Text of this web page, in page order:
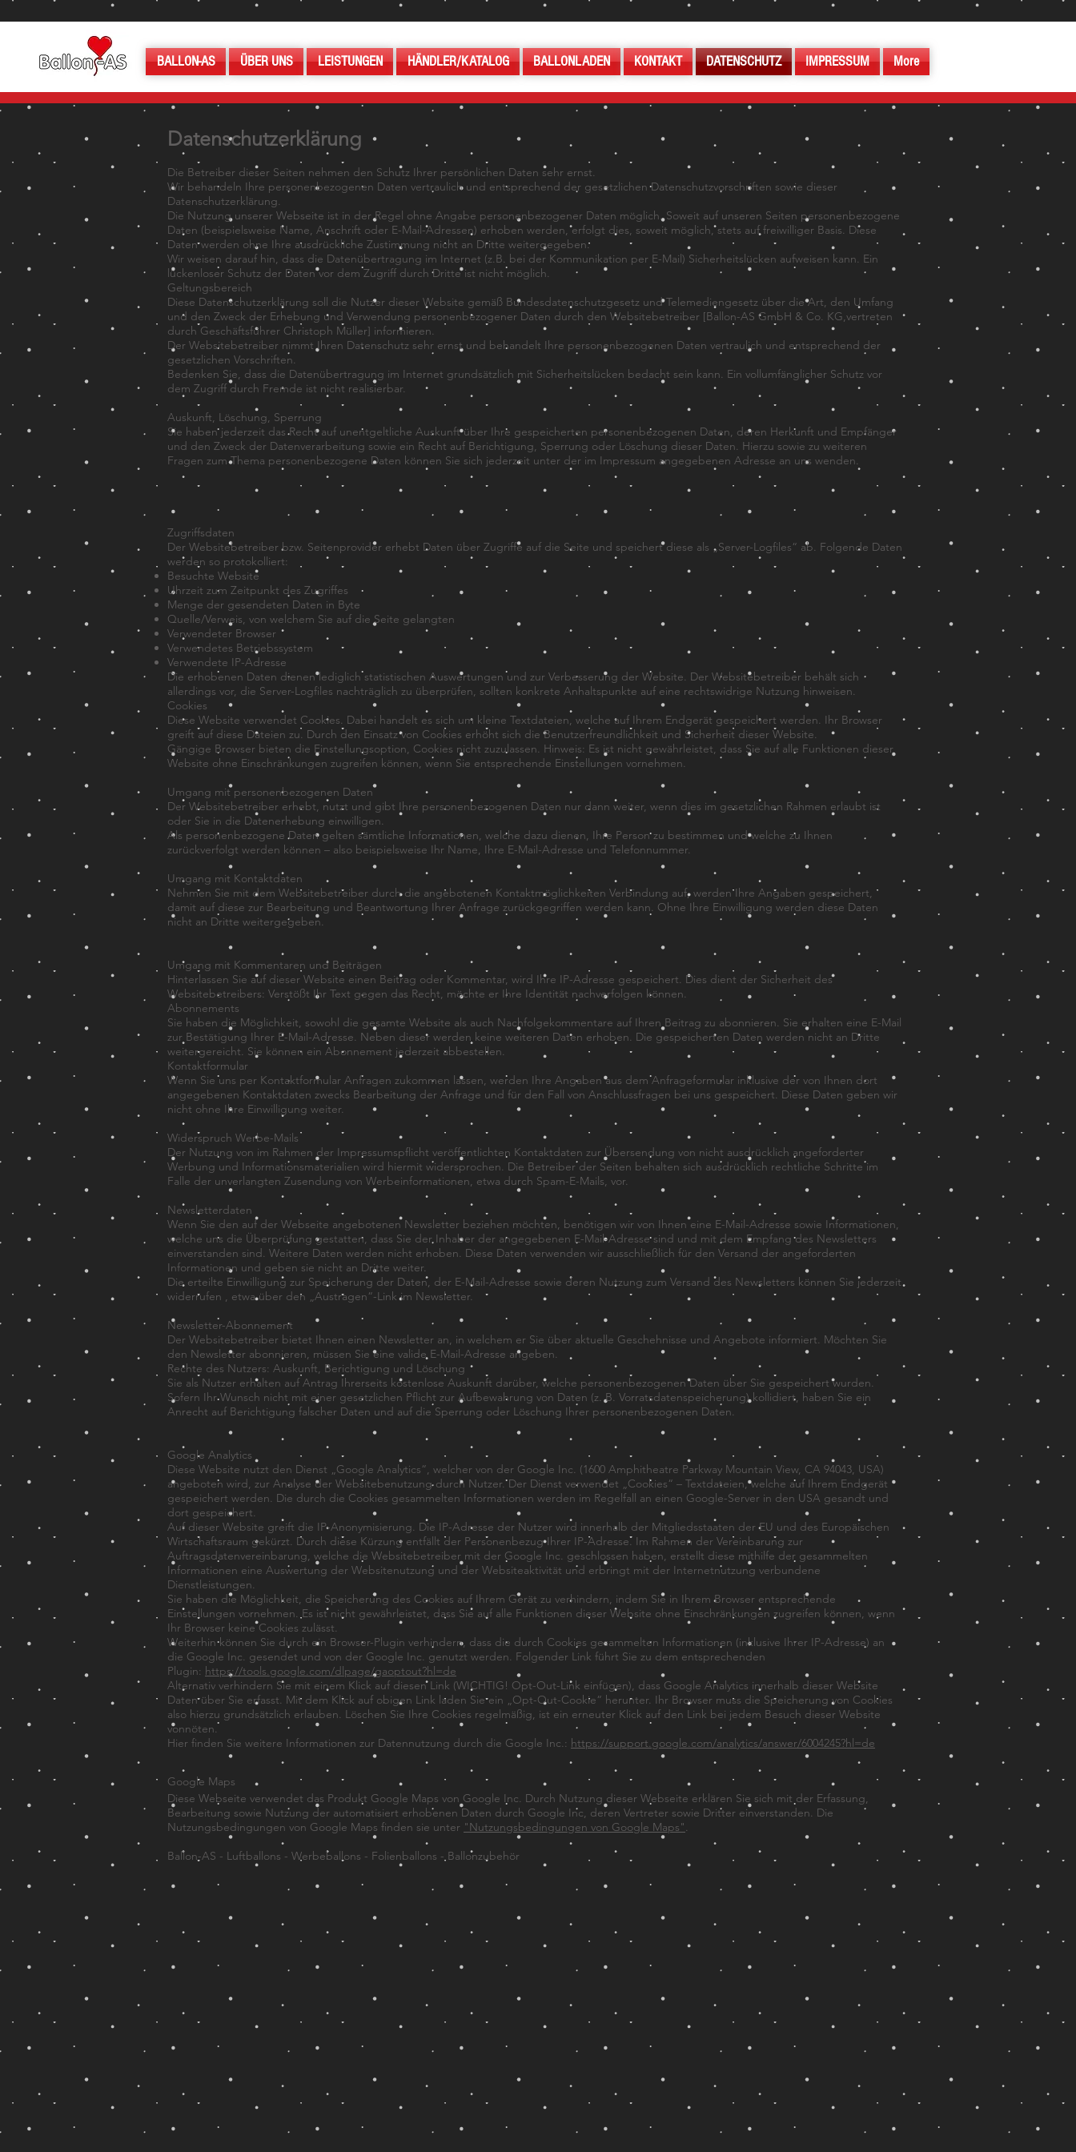
BALLON-AS ÜBER UNS LEISTUNGEN HÄNDLER/KATALOG BALLONLADEN KONTAKT DATENSCHUTZ IMPRESSUM More
Datenschutzerklärung
Die Betreiber dieser Seiten nehmen den Schutz Ihrer persönlichen Daten sehr ernst.
Wir behandeln Ihre personenbezogenen Daten vertraulich und entsprechend der gesetzlichen Datenschutzvorschriften sowie dieser
Datenschutzerklärung.
Die Nutzung unserer Webseite ist in der Regel ohne Angabe personenbezogener Daten möglich. Soweit auf unseren Seiten personenbezogene
Daten (beispielsweise Name, Anschrift oder E-Mail-Adressen) erhoben werden, erfolgt dies, soweit möglich, stets auf freiwilliger Basis. Diese
Daten werden ohne Ihre ausdrückliche Zustimmung nicht an Dritte weitergegeben.
Wir weisen darauf hin, dass die Datenübertragung im Internet (z.B. bei der Kommunikation per E-Mail) Sicherheitslücken aufweisen kann. Ein
lückenloser Schutz der Daten vor dem Zugriff durch Dritte ist nicht möglich.
Geltungsbereich
Diese Datenschutzerklärung soll die Nutzer dieser Website gemäß Bundesdatenschutzgesetz und Telemediengesetz über die Art, den Umfang
und den Zweck der Erhebung und Verwendung personenbezogener Daten durch den Websitebetreiber [Ballon-AS GmbH & Co. KG,vertreten
durch Geschäftsführer Christoph Müller] informieren.
Der Websitebetreiber nimmt Ihren Datenschutz sehr ernst und behandelt Ihre personenbezogenen Daten vertraulich und entsprechend der
gesetzlichen Vorschriften.
Bedenken Sie, dass die Datenübertragung im Internet grundsätzlich mit Sicherheitslücken bedacht sein kann. Ein vollumfänglicher Schutz vor
dem Zugriff durch Fremde ist nicht realisierbar.
Auskunft, Löschung, Sperrung
Sie haben jederzeit das Recht auf unentgeltliche Auskunft über Ihre gespeicherten personenbezogenen Daten, deren Herkunft und Empfänger
und den Zweck der Datenverarbeitung sowie ein Recht auf Berichtigung, Sperrung oder Löschung dieser Daten. Hierzu sowie zu weiteren
Fragen zum Thema personenbezogene Daten können Sie sich jederzeit unter der im Impressum angegebenen Adresse an uns wenden.
Zugriffsdaten
Der Websitebetreiber bzw. Seitenprovider erhebt Daten über Zugriffe auf die Seite und speichert diese als „Server-Logfiles“ ab. Folgende Daten
werden so protokolliert:
Besuchte Website
Uhrzeit zum Zeitpunkt des Zugriffes
Menge der gesendeten Daten in Byte
Quelle/Verweis, von welchem Sie auf die Seite gelangten
Verwendeter Browser
Verwendetes Betriebssystem
Verwendete IP-Adresse
Die erhobenen Daten dienen lediglich statistischen Auswertungen und zur Verbesserung der Website. Der Websitebetreiber behält sich
allerdings vor, die Server-Logfiles nachträglich zu überprüfen, sollten konkrete Anhaltspunkte auf eine rechtswidrige Nutzung hinweisen.
Cookies
Diese Website verwendet Cookies. Dabei handelt es sich um kleine Textdateien, welche auf Ihrem Endgerät gespeichert werden. Ihr Browser
greift auf diese Dateien zu. Durch den Einsatz von Cookies erhöht sich die Benutzerfreundlichkeit und Sicherheit dieser Website.
Gängige Browser bieten die Einstellungsoption, Cookies nicht zuzulassen. Hinweis: Es ist nicht gewährleistet, dass Sie auf alle Funktionen dieser
Website ohne Einschränkungen zugreifen können, wenn Sie entsprechende Einstellungen vornehmen.
Umgang mit personenbezogenen Daten
Der Websitebetreiber erhebt, nutzt und gibt Ihre personenbezogenen Daten nur dann weiter, wenn dies im gesetzlichen Rahmen erlaubt ist
oder Sie in die Datenerhebung einwilligen.
Als personenbezogene Daten gelten sämtliche Informationen, welche dazu dienen, Ihre Person zu bestimmen und welche zu Ihnen
zurückverfolgt werden können – also beispielsweise Ihr Name, Ihre E-Mail-Adresse und Telefonnummer.
Umgang mit Kontaktdaten
Nehmen Sie mit dem Websitebetreiber durch die angebotenen Kontaktmöglichkeiten Verbindung auf, werden Ihre Angaben gespeichert,
damit auf diese zur Bearbeitung und Beantwortung Ihrer Anfrage zurückgegriffen werden kann. Ohne Ihre Einwilligung werden diese Daten
nicht an Dritte weitergegeben.
Umgang mit Kommentaren und Beiträgen
Hinterlassen Sie auf dieser Website einen Beitrag oder Kommentar, wird Ihre IP-Adresse gespeichert. Dies dient der Sicherheit des
Websitebetreibers: Verstößt Ihr Text gegen das Recht, möchte er Ihre Identität nachverfolgen können.
Abonnements
Sie haben die Möglichkeit, sowohl die gesamte Website als auch Nachfolgekommentare auf Ihren Beitrag zu abonnieren. Sie erhalten eine E-Mail
zur Bestätigung Ihrer E-Mail-Adresse. Neben dieser werden keine weiteren Daten erhoben. Die gespeicherten Daten werden nicht an Dritte
weitergereicht. Sie können ein Abonnement jederzeit abbestellen.
Kontaktformular
Wenn Sie uns per Kontaktformular Anfragen zukommen lassen, werden Ihre Angaben aus dem Anfrageformular inklusive der von Ihnen dort
angegebenen Kontaktdaten zwecks Bearbeitung der Anfrage und für den Fall von Anschlussfragen bei uns gespeichert. Diese Daten geben wir
nicht ohne Ihre Einwilligung weiter.
Widerspruch Werbe-Mails
Der Nutzung von im Rahmen der Impressumspflicht veröffentlichten Kontaktdaten zur Übersendung von nicht ausdrücklich angeforderter
Werbung und Informationsmaterialien wird hiermit widersprochen. Die Betreiber der Seiten behalten sich ausdrücklich rechtliche Schritte im
Falle der unverlangten Zusendung von Werbeinformationen, etwa durch Spam-E-Mails, vor.
Newsletterdaten
Wenn Sie den auf der Webseite angebotenen Newsletter beziehen möchten, benötigen wir von Ihnen eine E-Mail-Adresse sowie Informationen,
welche uns die Überprüfung gestatten, dass Sie der Inhaber der angegebenen E-Mail-Adresse sind und mit dem Empfang des Newsletters
einverstanden sind. Weitere Daten werden nicht erhoben. Diese Daten verwenden wir ausschließlich für den Versand der angeforderten
Informationen und geben sie nicht an Dritte weiter.
Die erteilte Einwilligung zur Speicherung der Daten, der E-Mail-Adresse sowie deren Nutzung zum Versand des Newsletters können Sie jederzeit
widerrufen , etwa über den „Austragen“-Link im Newsletter.
Newsletter-Abonnement
Der Websitebetreiber bietet Ihnen einen Newsletter an, in welchem er Sie über aktuelle Geschehnisse und Angebote informiert. Möchten Sie
den Newsletter abonnieren, müssen Sie eine valide E-Mail-Adresse angeben.
Rechte des Nutzers: Auskunft, Berichtigung und Löschung
Sie als Nutzer erhalten auf Antrag Ihrerseits kostenlose Auskunft darüber, welche personenbezogenen Daten über Sie gespeichert wurden.
Sofern Ihr Wunsch nicht mit einer gesetzlichen Pflicht zur Aufbewahrung von Daten (z. B. Vorratsdatenspeicherung) kollidiert, haben Sie ein
Anrecht auf Berichtigung falscher Daten und auf die Sperrung oder Löschung Ihrer personenbezogenen Daten.
Google Analytics
Diese Website nutzt den Dienst „Google Analytics“, welcher von der Google Inc. (1600 Amphitheatre Parkway Mountain View, CA 94043, USA)
angeboten wird, zur Analyse der Websitebenutzung durch Nutzer. Der Dienst verwendet „Cookies“ – Textdateien, welche auf Ihrem Endgerät
gespeichert werden. Die durch die Cookies gesammelten Informationen werden im Regelfall an einen Google-Server in den USA gesandt und
dort gespeichert.
Auf dieser Website greift die IP-Anonymisierung. Die IP-Adresse der Nutzer wird innerhalb der Mitgliedsstaaten der EU und des Europäischen
Wirtschaftsraum gekürzt. Durch diese Kürzung entfällt der Personenbezug Ihrer IP-Adresse. Im Rahmen der Vereinbarung zur
Auftragsdatenvereinbarung, welche die Websitebetreiber mit der Google Inc. geschlossen haben, erstellt diese mithilfe der gesammelten
Informationen eine Auswertung der Websitenutzung und der Websiteaktivität und erbringt mit der Internetnutzung verbundene
Dienstleistungen.
Sie haben die Möglichkeit, die Speicherung des Cookies auf Ihrem Gerät zu verhindern, indem Sie in Ihrem Browser entsprechende
Einstellungen vornehmen. Es ist nicht gewährleistet, dass Sie auf alle Funktionen dieser Website ohne Einschränkungen zugreifen können, wenn
Ihr Browser keine Cookies zulässt.
Weiterhin können Sie durch ein Browser-Plugin verhindern, dass die durch Cookies gesammelten Informationen (inklusive Ihrer IP-Adresse) an
die Google Inc. gesendet und von der Google Inc. genutzt werden. Folgender Link führt Sie zu dem entsprechenden
Plugin: https://tools.google.com/dlpage/gaoptout?hl=de
Alternativ verhindern Sie mit einem Klick auf diesen Link (WICHTIG! Opt-Out-Link einfügen), dass Google Analytics innerhalb dieser Website
Daten über Sie erfasst. Mit dem Klick auf obigen Link laden Sie ein „Opt-Out-Cookie“ herunter. Ihr Browser muss die Speicherung von Cookies
also hierzu grundsätzlich erlauben. Löschen Sie Ihre Cookies regelmäßig, ist ein erneuter Klick auf den Link bei jedem Besuch dieser Website
vonnöten.
Hier finden Sie weitere Informationen zur Datennutzung durch die Google Inc.: https://support.google.com/analytics/answer/6004245?hl=de
Google Maps
Diese Webseite verwendet das Produkt Google Maps von Google Inc. Durch Nutzung dieser Webseite erklären Sie sich mit der Erfassung,
Bearbeitung sowie Nutzung der automatisiert erhobenen Daten durch Google Inc, deren Vertreter sowie Dritter einverstanden. Die
Nutzungsbedingungen von Google Maps finden sie unter "Nutzungsbedingungen von Google Maps".
Ballon-AS - Luftballons - Werbeballons - Folienballons - Ballonzubehör